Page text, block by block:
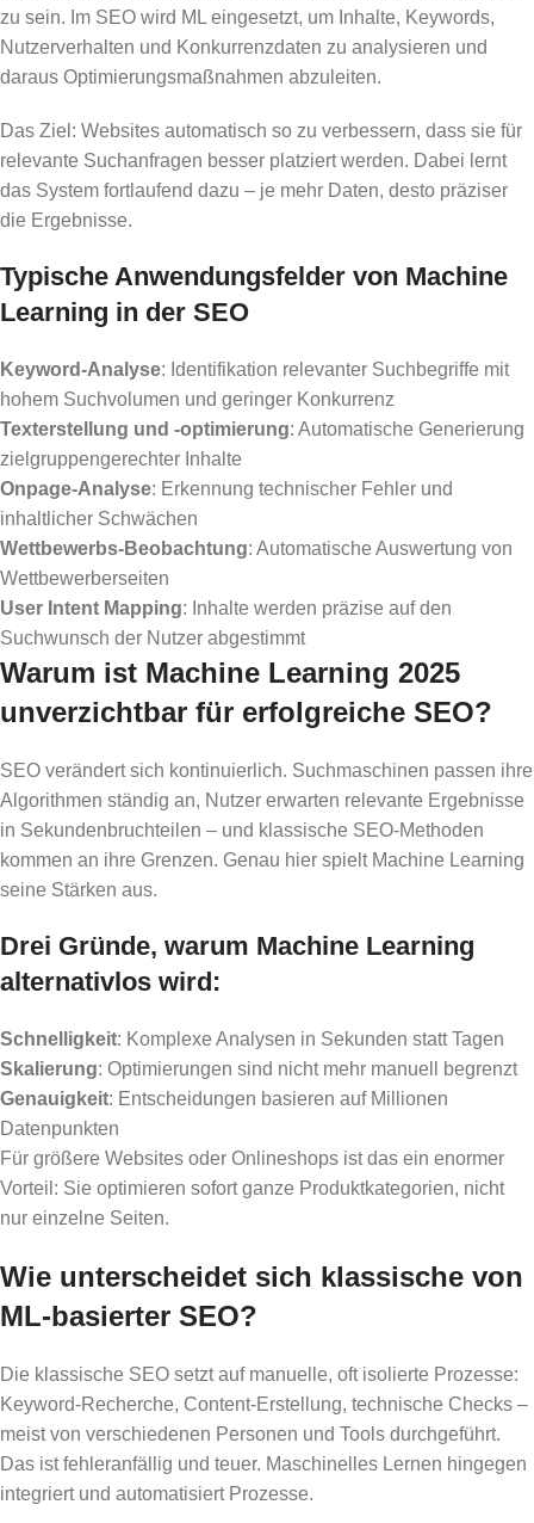
zu sein. Im SEO wird ML eingesetzt, um Inhalte, Keywords,
Nutzerverhalten und Konkurrenzdaten zu analysieren und
daraus Optimierungsmaßnahmen abzuleiten.
Das Ziel: Websites automatisch so zu verbessern, dass sie für
relevante Suchanfragen besser platziert werden. Dabei lernt
das System fortlaufend dazu – je mehr Daten, desto präziser
die Ergebnisse.
Typische Anwendungsfelder von Machine
Learning in der SEO
Keyword-Analyse: Identifikation relevanter Suchbegriffe mit
hohem Suchvolumen und geringer Konkurrenz
Texterstellung und -optimierung: Automatische Generierung
zielgruppengerechter Inhalte
Onpage-Analyse: Erkennung technischer Fehler und
inhaltlicher Schwächen
Wettbewerbs-Beobachtung: Automatische Auswertung von
Wettbewerberseiten
User Intent Mapping: Inhalte werden präzise auf den
Suchwunsch der Nutzer abgestimmt
Warum ist Machine Learning 2025
unverzichtbar für erfolgreiche SEO?
SEO verändert sich kontinuierlich. Suchmaschinen passen ihre
Algorithmen ständig an, Nutzer erwarten relevante Ergebnisse
in Sekundenbruchteilen – und klassische SEO-Methoden
kommen an ihre Grenzen. Genau hier spielt Machine Learning
seine Stärken aus.
Drei Gründe, warum Machine Learning
alternativlos wird:
Schnelligkeit: Komplexe Analysen in Sekunden statt Tagen
Skalierung: Optimierungen sind nicht mehr manuell begrenzt
Genauigkeit: Entscheidungen basieren auf Millionen
Datenpunkten
Für größere Websites oder Onlineshops ist das ein enormer
Vorteil: Sie optimieren sofort ganze Produktkategorien, nicht
nur einzelne Seiten.
Wie unterscheidet sich klassische von
ML-basierter SEO?
Die klassische SEO setzt auf manuelle, oft isolierte Prozesse:
Keyword-Recherche, Content-Erstellung, technische Checks –
meist von verschiedenen Personen und Tools durchgeführt.
Das ist fehleranfällig und teuer. Maschinelles Lernen hingegen
integriert und automatisiert Prozesse.